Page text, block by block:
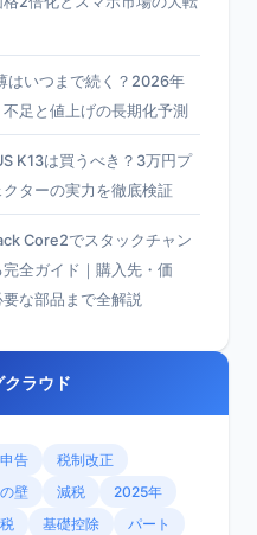
はいつまで続く？2026年
不足と値上げの長期化予測
K13は買うべき？3万円プ
クターの実力を徹底検証
Core2でスタックチャン
完全ガイド｜購入先・価
要な部品まで全解説
ラウド
告
税制改正
壁
減税
2025年
基礎控除
パート